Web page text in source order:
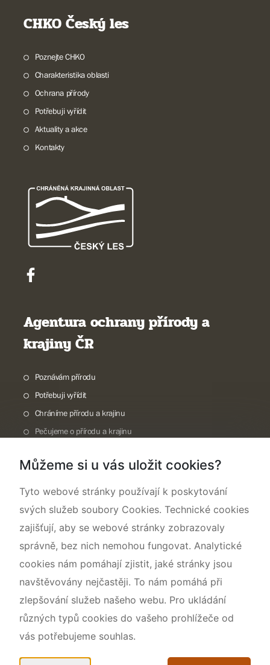
CHKO Český les
Poznejte CHKO
Charakteristika oblasti
Ochrana přírody
Potřebuji vyřídit
Aktuality a akce
Kontakty
Agentura ochrany přírody a
krajiny ČR
Poznávám přírodu
Potřebuji vyřídit
Chráníme přírodu a krajinu
Pečujeme o přírodu a krajinu
O nás
Můžeme si u vás uložit cookies?
Tyto webové stránky používají k poskytování
svých služeb soubory Cookies. Technické cookies
zajišťují, aby se webové stránky zobrazovaly
správně, bez nich nemohou fungovat. Analytické
cookies nám pomáhají zjistit, jaké stránky jsou
navštěvovány nejčastěji. To nám pomáhá při
zlepšování služeb našeho webu. Pro ukládání
různých typů cookies do vašeho prohlížeče od
vás potřebujeme souhlas.